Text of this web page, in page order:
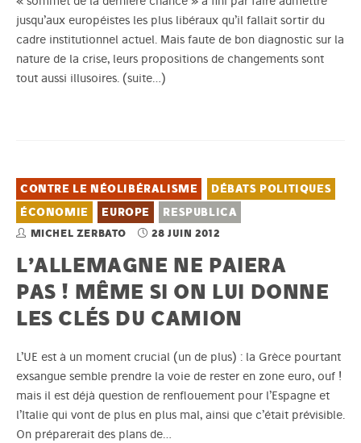
jusqu’aux européistes les plus libéraux qu’il fallait sortir du
cadre institutionnel actuel. Mais faute de bon diagnostic sur la
nature de la crise, leurs propositions de changements sont
tout aussi illusoires. (suite…)
CONTRE LE NÉOLIBÉRALISME
DÉBATS POLITIQUES
ÉCONOMIE
EUROPE RESPUBLICA
MICHEL ZERBATO 28 JUIN 2012
L’ALLEMAGNE NE PAIERA
PAS ! MÊME SI ON LUI DONNE
LES CLÉS DU CAMION
L’UE est à un moment crucial (un de plus) : la Grèce pourtant
exsangue semble prendre la voie de rester en zone euro, ouf !
mais il est déjà question de renflouement pour l’Espagne et
l’Italie qui vont de plus en plus mal, ainsi que c’était prévisible.
On préparerait des plans de…